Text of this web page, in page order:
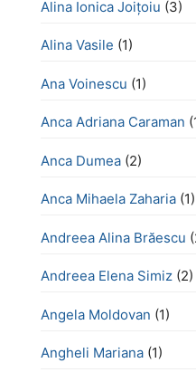
Alina Ionica Joițoiu (3)
Alina Vasile (1)
Ana Voinescu (1)
Anca Adriana Caraman
Anca Dumea (2)
Anca Mihaela Zaharia (1)
Andreea Alina Brăescu
Andreea Elena Simiz (2)
Angela Moldovan (1)
Angheli Mariana (1)